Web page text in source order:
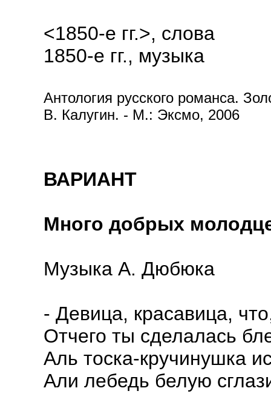
<1850-е гг.>, слова
1850-е гг., музыка
Антология русского романса.
В. Калугин. - М.: Эксмо, 2006
ВАРИАНТ
Много добрых
Музыка А. Дюбюка
- Девица, красавица,
Отчего ты сделалась
Аль тоска-кручинушка
Али лебедь белую